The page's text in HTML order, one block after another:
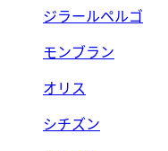
ジラールペルゴ
モンブラン
オリス
シチズン